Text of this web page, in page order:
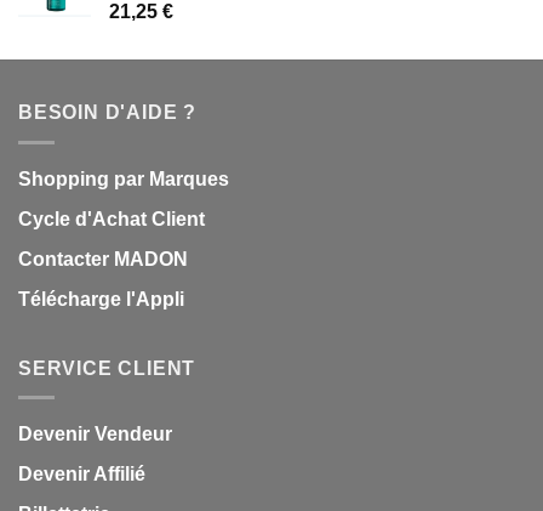
21,25 €
BESOIN D'AIDE ?
Shopping par Marques
Cycle d'Achat Client
Contacter MADON
Télécharge l'Appli
SERVICE CLIENT
Devenir Vendeur
Devenir Affilié